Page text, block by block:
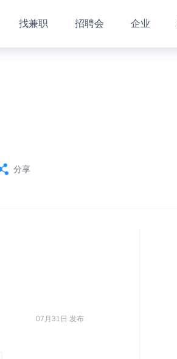
找兼职 招聘会 企业
分享
07月31日 发布